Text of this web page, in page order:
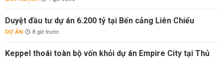
Duyệt đầu tư dự án 6.200 tỷ tại Bến cảng Liên Chiểu
DỰ ÁN 8 giờ trước
Keppel thoái toàn bộ vốn khỏi dự án Empire City tại Thủ